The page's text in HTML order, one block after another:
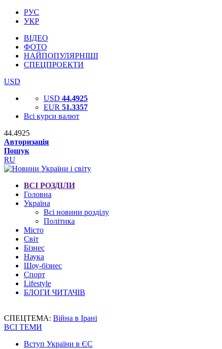
РУС
УКР
ВІДЕО
ФОТО
НАЙПОПУЛЯРНІШІ
СПЕЦПРОЕКТИ
USD
USD 44.4925
EUR 51.3357
Всі курси валют
44.4925
Авторизація
Пошук
RU
ВСІ РОЗДІЛИ
Головна
Україна
Всі новини розділу
Політика
Місто
Світ
Бізнес
Наука
Шоу-бізнес
Спорт
Lifestyle
БЛОГИ ЧИТАЧІВ
СПЕЦТЕМА: Війна в Ірані
ВСІ ТЕМИ
Вступ України в ЄС